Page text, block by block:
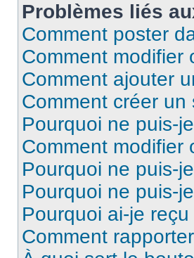
Problèmes liés
Comment poster
Comment modifier
Comment ajouter
Comment créer un
Pourquoi ne puis-
Comment modifier
Pourquoi ne puis-
Pourquoi ne puis-
Pourquoi ai-je
Comment